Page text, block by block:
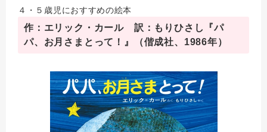
４・５歳児におすすめの絵本
作：エリック・カール 訳：もりひさし『パ
パ、お月さまとって！』（偕成社、1986年）